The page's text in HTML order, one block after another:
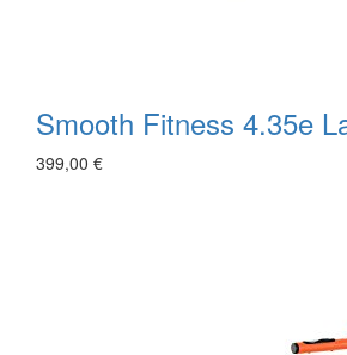
Smooth Fitness 4.35e
399,00 €